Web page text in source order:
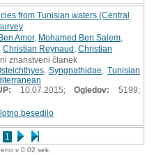
1
from Tunisian waters (Central
Amor, Mohamed Ben Salem
Christian Reynaud Christian
znanstveni članek
,Syngnathidae
Tunisian
10.07.2015;Ogledov:
5199;
besedilo
v 0.02 sek.